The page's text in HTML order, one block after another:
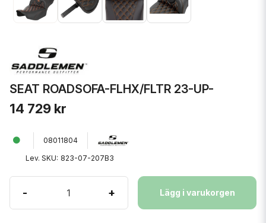
SEAT ROADSOFA-FLHX/FLTR 23-UP-
14 729 kr
08011804
Lev. SKU: 823-07-207B3
- + Lägg i varukorgen